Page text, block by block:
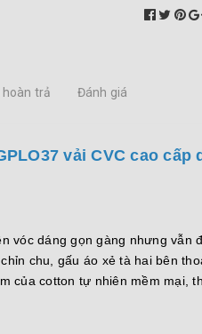
hoàn trả Đánh giá
vải CVC cao
vóc dáng gọn gàng nhưng vẫn
chu, gấu áo xẻ tà hai bên
của cotton tự nhiên mềm mại,